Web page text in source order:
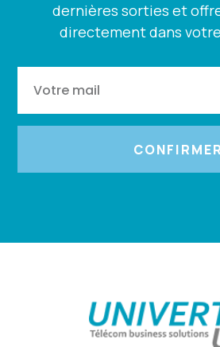
dernières sorties et
directement dans
CONFIRMER